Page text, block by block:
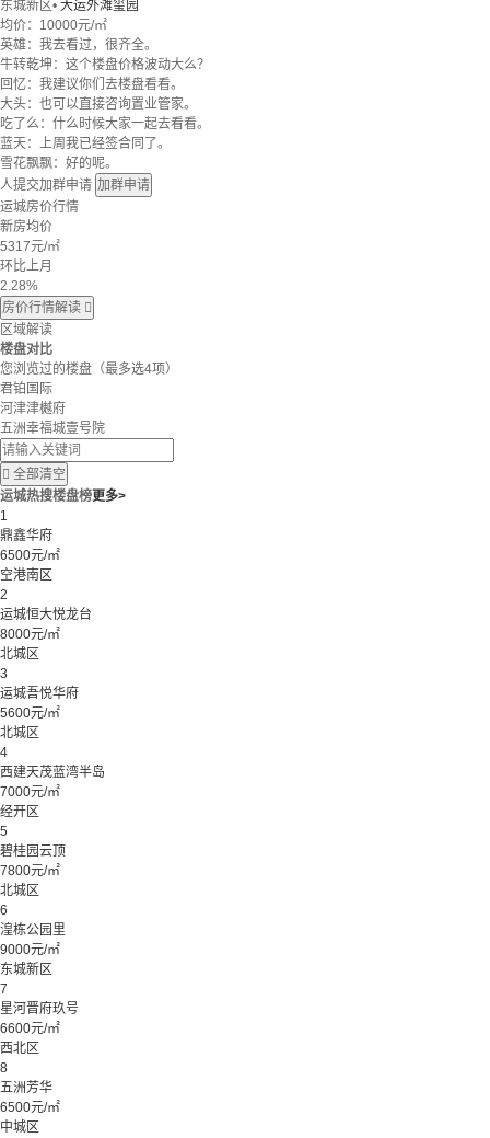
东城新区• 大运外滩玺园
均价： 10000元/㎡
英雄：我去看过，很齐全。
牛转乾坤：这个楼盘价格波动大么？
回忆：我建议你们去楼盘看看。
大头：也可以直接咨询置业管家。
吃了么：什么时候大家一起去看看。
蓝天：上周我已经签合同了。
雪花飘飘：好的呢。
人提交加群申请 加群申请
运城房价行情
新房均价
5317元/㎡
环比上月
2.28%
房价行情解读 
区域解读
楼盘对比
您浏览过的楼盘 （最多选4项）
君铂国际
河津津樾府
五洲幸福城壹号院
 全部清空
运城热搜楼盘榜更多>
1
鼎鑫华府
6500元/㎡
空港南区
2
运城恒大悦龙台
8000元/㎡
北城区
3
运城吾悦华府
5600元/㎡
北城区
4
西建天茂蓝湾半岛
7000元/㎡
经开区
5
碧桂园云顶
7800元/㎡
北城区
6
湟栋公园里
9000元/㎡
东城新区
7
星河晋府玖号
6600元/㎡
西北区
8
五洲芳华
6500元/㎡
中城区